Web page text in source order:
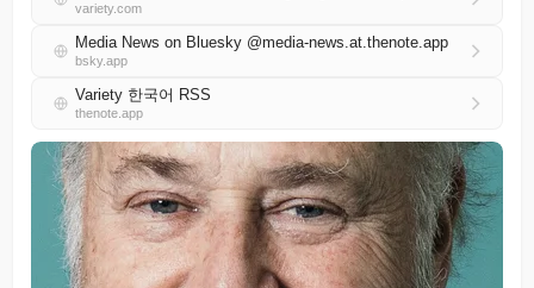
variety.com
Media News on Bluesky @media-news.at.thenote.app
bsky.app
Variety 한국어 RSS
thenote.app